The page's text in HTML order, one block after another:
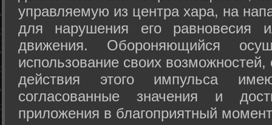
управляемую из центра хара, на
для нарушения его равновесия
движения. Обороняющийся
использование своих
действия этого импульса
согласованные значения и
приложения в благоприятный